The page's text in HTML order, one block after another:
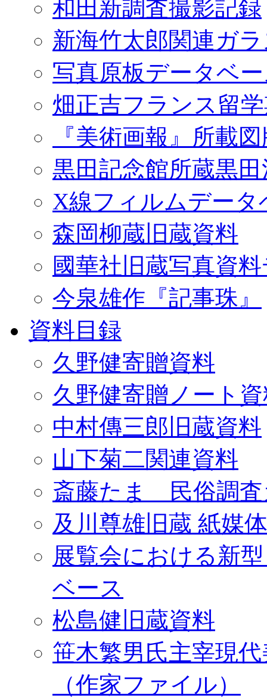
和田新調査撮影記録
新海竹太郎関連ガ
写真原板データベ
畑正吉フランス留
『美術画報』所載
黒田記念館所蔵黒
X線フィルムデータ
森岡柳蔵旧蔵資料
國華社旧蔵写真資
今泉雄作『記事珠』
資料目録
久野健寄贈資料
久野健寄贈ノート
中村傳三郎旧蔵資料
山下菊二関連資料
斎藤たま 民俗調査
及川尊雄旧蔵 紙媒
展覧会における新
ベース
松島健旧蔵資料
笹木繁男氏主宰現
（作家ファイル）